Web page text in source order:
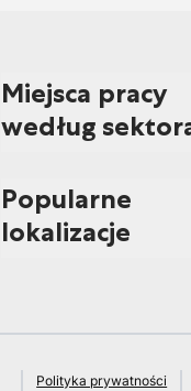
Miejsca pracy
według
Popularne
lokalizacje
Polityka prywatności